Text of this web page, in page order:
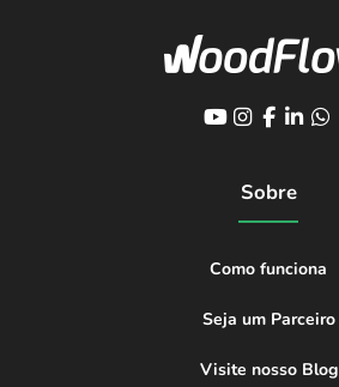
Sobre
Como funciona
Seja um Parceiro
Visite nosso Blog